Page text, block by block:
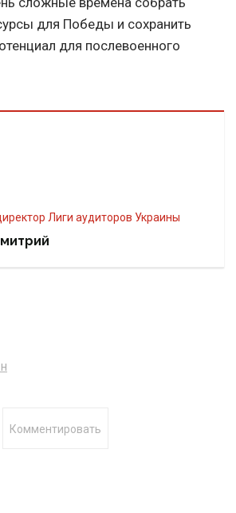
для Победы и сохранить
для послевоенного
Лиги аудиторов Украины
Комментировать